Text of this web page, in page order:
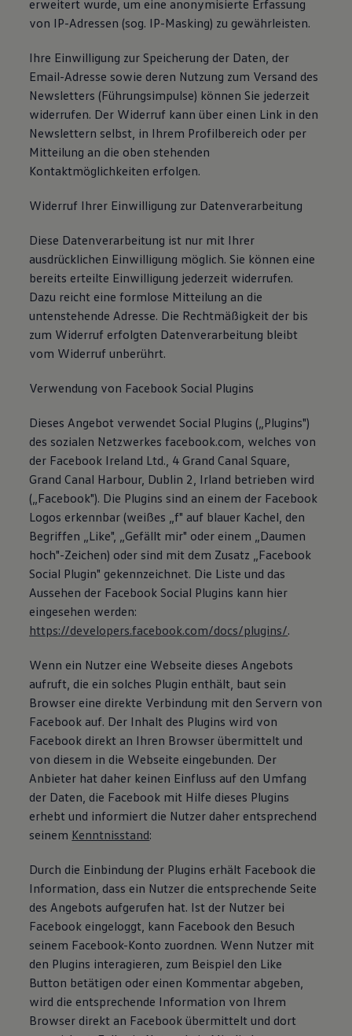
erweitert wurde, um eine anonymisierte Erfassung
von IP-Adressen (sog. IP-Masking) zu gewährleisten.
Ihre Einwilligung zur Speicherung der Daten, der
Email-Adresse sowie deren Nutzung zum Versand des
Newsletters (Führungsimpulse) können Sie jederzeit
widerrufen. Der Widerruf kann über einen Link in den
Newslettern selbst, in Ihrem Profilbereich oder per
Mitteilung an die oben stehenden
Kontaktmöglichkeiten erfolgen.
Widerruf Ihrer Einwilligung zur Datenverarbeitung
Diese Datenverarbeitung ist nur mit Ihrer
ausdrücklichen Einwilligung möglich. Sie können eine
bereits erteilte Einwilligung jederzeit widerrufen.
Dazu reicht eine formlose Mitteilung an die
untenstehende Adresse. Die Rechtmäßigkeit der bis
zum Widerruf erfolgten Datenverarbeitung bleibt
vom Widerruf unberührt.
Verwendung von Facebook Social Plugins
Dieses Angebot verwendet Social Plugins („Plugins")
des sozialen Netzwerkes facebook.com, welches von
der Facebook Ireland Ltd., 4 Grand Canal Square,
Grand Canal Harbour, Dublin 2, Irland betrieben wird
(„Facebook"). Die Plugins sind an einem der Facebook
Logos erkennbar (weißes „f" auf blauer Kachel, den
Begriffen „Like", „Gefällt mir" oder einem „Daumen
hoch"-Zeichen) oder sind mit dem Zusatz „Facebook
Social Plugin" gekennzeichnet. Die Liste und das
Aussehen der Facebook Social Plugins kann hier
eingesehen werden:
https://developers.facebook.com/docs/plugins/.
Wenn ein Nutzer eine Webseite dieses Angebots
aufruft, die ein solches Plugin enthält, baut sein
Browser eine direkte Verbindung mit den Servern von
Facebook auf. Der Inhalt des Plugins wird von
Facebook direkt an Ihren Browser übermittelt und
von diesem in die Webseite eingebunden. Der
Anbieter hat daher keinen Einfluss auf den Umfang
der Daten, die Facebook mit Hilfe dieses Plugins
erhebt und informiert die Nutzer daher entsprechend
seinem Kenntnisstand:
Durch die Einbindung der Plugins erhält Facebook die
Information, dass ein Nutzer die entsprechende Seite
des Angebots aufgerufen hat. Ist der Nutzer bei
Facebook eingeloggt, kann Facebook den Besuch
seinem Facebook-Konto zuordnen. Wenn Nutzer mit
den Plugins interagieren, zum Beispiel den Like
Button betätigen oder einen Kommentar abgeben,
wird die entsprechende Information von Ihrem
Browser direkt an Facebook übermittelt und dort